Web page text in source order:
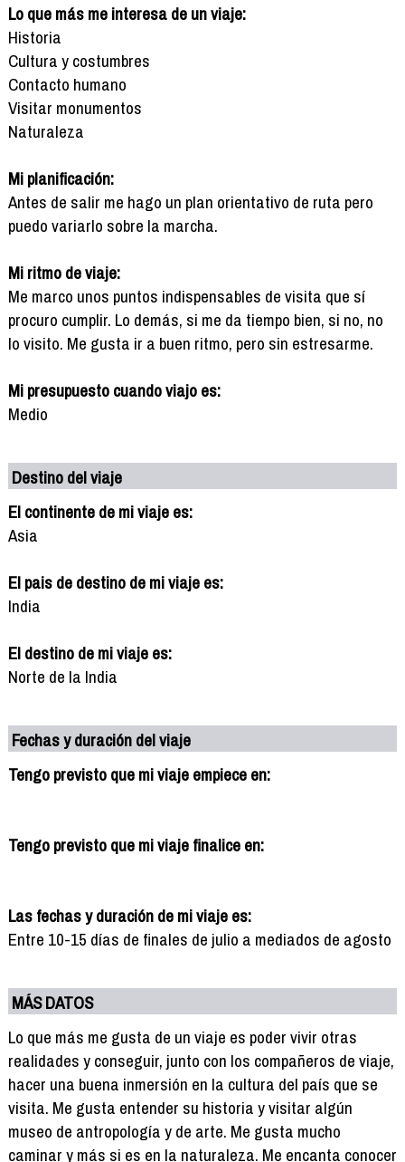
Lo que más me interesa de un viaje:
Historia
Cultura y costumbres
Contacto humano
Visitar monumentos
Naturaleza
Mi planificación:
Antes de salir me hago un plan orientativo de ruta pero
puedo variarlo sobre la marcha.
Mi ritmo de viaje:
Me marco unos puntos indispensables de visita que sí
procuro cumplir. Lo demás, si me da tiempo bien, si no, no
lo visito. Me gusta ir a buen ritmo, pero sin estresarme.
Mi presupuesto cuando viajo es:
Medio
Destino del viaje
El continente de mi viaje es:
Asia
El pais de destino de mi viaje es:
India
El destino de mi viaje es:
Norte de la India
Fechas y duración del viaje
Tengo previsto que mi viaje empiece en:
Tengo previsto que mi viaje finalice en:
Las fechas y duración de mi viaje es:
Entre 10-15 días de finales de julio a mediados de agosto
MÁS DATOS
Lo que más me gusta de un viaje es poder vivir otras
realidades y conseguir, junto con los compañeros de viaje,
hacer una buena inmersión en la cultura del país que se
visita. Me gusta entender su historia y visitar algún
museo de antropología y de arte. Me gusta mucho
caminar y más si es en la naturaleza. Me encanta conocer